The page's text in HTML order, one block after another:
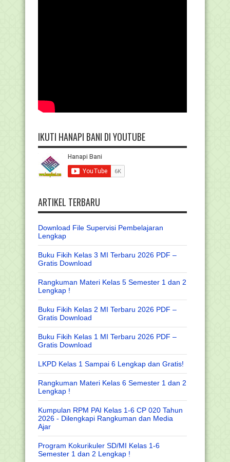
IKUTI HANAPI BANI DI YOUTUBE
ARTIKEL TERBARU
Download File Supervisi Pembelajaran
Lengkap
Buku Fikih Kelas 3 MI Terbaru 2026 PDF –
Gratis Download
Rangkuman Materi Kelas 5 Semester 1 dan 2
Lengkap !
Buku Fikih Kelas 2 MI Terbaru 2026 PDF –
Gratis Download
Buku Fikih Kelas 1 MI Terbaru 2026 PDF –
Gratis Download
LKPD Kelas 1 Sampai 6 Lengkap dan Gratis!
Rangkuman Materi Kelas 6 Semester 1 dan 2
Lengkap !
Kumpulan RPM PAI Kelas 1-6 CP 020 Tahun
2026 - Dilengkapi Rangkuman dan Media
Ajar
Program Kokurikuler SD/MI Kelas 1-6
Semester 1 dan 2 Lengkap !